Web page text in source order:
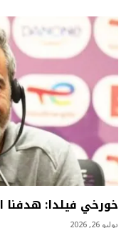
خورخي فيلدا: هدفنا
يوليو 26, 2026